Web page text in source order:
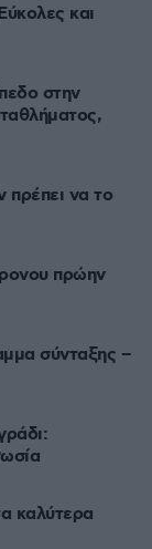
και
στην
πρέπει να το
πρώην
σύνταξης –
καλύτερα